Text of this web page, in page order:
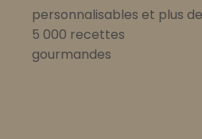
personnalisables et plus de
5 000 recettes
gourmandes